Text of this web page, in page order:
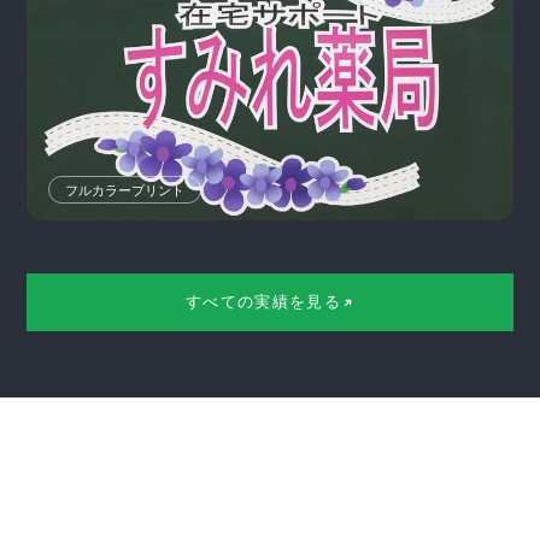
フルカラープリント
すべての実績を見る
Review